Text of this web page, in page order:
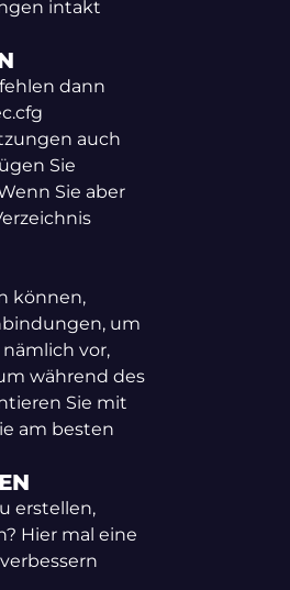
intakt
dann
auch
Sie
Sie aber
können,
um
vor,
während des
Sie mit
am besten
erstellen,
Hier mal eine